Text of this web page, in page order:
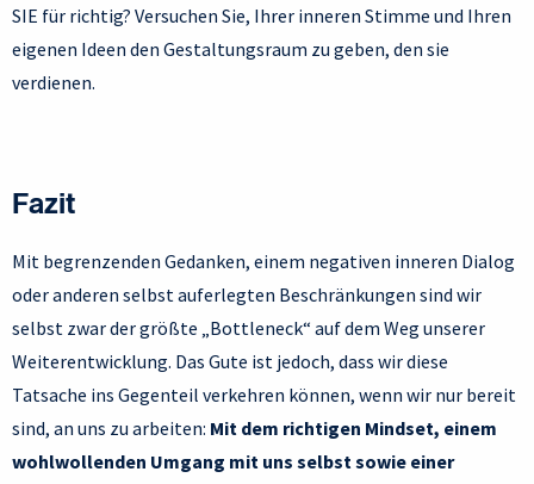
SIE für richtig? Versuchen Sie, Ihrer inneren Stimme und Ihren
eigenen Ideen den Gestaltungsraum zu geben, den sie
verdienen.
Fazit
Mit begrenzenden Gedanken, einem negativen inneren Dialog
oder anderen selbst auferlegten Beschränkungen sind wir
selbst zwar der größte „Bottleneck“ auf dem Weg unserer
Weiterentwicklung. Das Gute ist jedoch, dass wir diese
Tatsache ins Gegenteil verkehren können, wenn wir nur bereit
sind, an uns zu arbeiten: Mit dem richtigen Mindset, einem
wohlwollenden Umgang mit uns selbst sowie einer